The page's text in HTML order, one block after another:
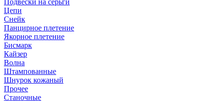
Подвески на серьги
Цепи
Снейк
Панцирное плетение
Якорное плетение
Бисмарк
Кайзер
Волна
Штампованные
Шнурок кожаный
Прочее
Станочные